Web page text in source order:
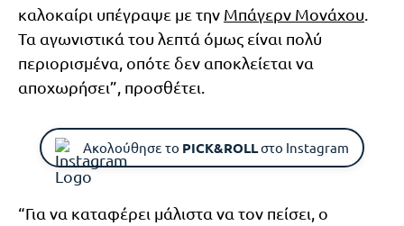
καλοκαίρι υπέγραψε με την Μπάγερν Μονάχου
Τα αγωνιστικά του λεπτά όμως είναι πολύ
περιορισμένα, οπότε δεν αποκλείεται να
αποχωρήσει”, προσθέτει.
Ακολούθησε το PICK&ROLLστο Instagram
“Για να καταφέρει μάλιστα να τον πείσει, ο